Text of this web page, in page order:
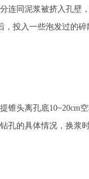
同泥浆被挤入孔壁
，投入一些泡发过的
头离孔底10~20cm
孔的具体情况，换浆时